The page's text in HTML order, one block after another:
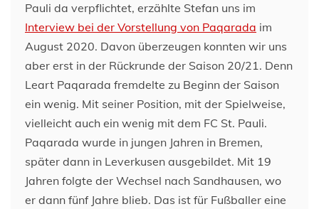
Pauli da verpflichtet, erzählte Stefan uns im
Interview bei der Vorstellung von Paqarada im
August 2020. Davon überzeugen konnten wir uns
aber erst in der Rückrunde der Saison 20/21. Denn
Leart Paqarada fremdelte zu Beginn der Saison
ein wenig. Mit seiner Position, mit der Spielweise,
vielleicht auch ein wenig mit dem FC St. Pauli.
Paqarada wurde in jungen Jahren in Bremen,
später dann in Leverkusen ausgebildet. Mit 19
Jahren folgte der Wechsel nach Sandhausen, wo
er dann fünf Jahre blieb. Das ist für Fußballer eine